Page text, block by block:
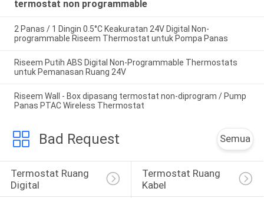
termostat non programmable
2 Panas / 1 Dingin 0.5°C Keakuratan 24V Digital Non-
programmable Riseem Thermostat untuk Pompa Panas
Riseem Putih ABS Digital Non-Programmable Thermostats
untuk Pemanasan Ruang 24V
Riseem Wall - Box dipasang termostat non-diprogram / Pump
Panas PTAC Wireless Thermostat
Bad Request Semua
Termostat Ruang
Digital
Termostat Ruang
Kabel